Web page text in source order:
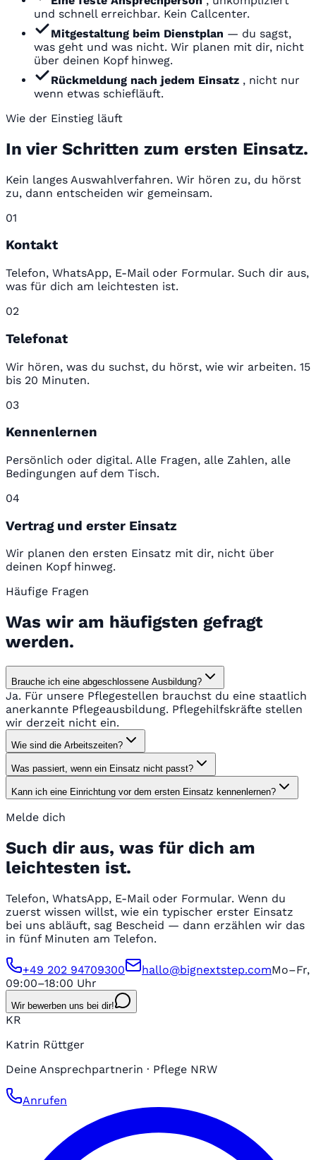
und schnell erreichbar. Kein Callcenter.
Mitgestaltung beim Dienstplan — du sagst,
was geht und was nicht. Wir planen mit dir, nicht
über deinen Kopf hinweg.
Rückmeldung nach jedem Einsatz , nicht nur
wenn etwas schiefläuft.
Wie der Einstieg läuft
In vier Schritten zum ersten Einsatz.
Kein langes Auswahlverfahren. Wir hören zu, du hörst
zu, dann entscheiden wir gemeinsam.
01
Kontakt
Telefon, WhatsApp, E-Mail oder Formular. Such dir aus,
was für dich am leichtesten ist.
02
Telefonat
Wir hören, was du suchst, du hörst, wie wir arbeiten. 15
bis 20 Minuten.
03
Kennenlernen
Persönlich oder digital. Alle Fragen, alle Zahlen, alle
Bedingungen auf dem Tisch.
04
Vertrag und erster Einsatz
Wir planen den ersten Einsatz mit dir, nicht über
deinen Kopf hinweg.
Häufige Fragen
Was wir am häufigsten gefragt
werden.
Brauche ich eine abgeschlossene Ausbildung?
Ja. Für unsere Pflegestellen brauchst du eine staatlich
anerkannte Pflegeausbildung. Pflegehilfskräfte stellen
wir derzeit nicht ein.
Wie sind die Arbeitszeiten?
Was passiert, wenn ein Einsatz nicht passt?
Kann ich eine Einrichtung vor dem ersten Einsatz kennenlernen?
Melde dich
Such dir aus, was für dich am
leichtesten ist.
Telefon, WhatsApp, E-Mail oder Formular. Wenn du
zuerst wissen willst, wie ein typischer erster Einsatz
bei uns abläuft, sag Bescheid — dann erzählen wir das
in fünf Minuten am Telefon.
+49 202 94709300 hallo@bignextstep.comMo–Fr,
09:00–18:00 Uhr
Wir bewerben uns bei dir!
KR
Katrin Rüttger
Deine Ansprechpartnerin · Pflege NRW
Anrufen